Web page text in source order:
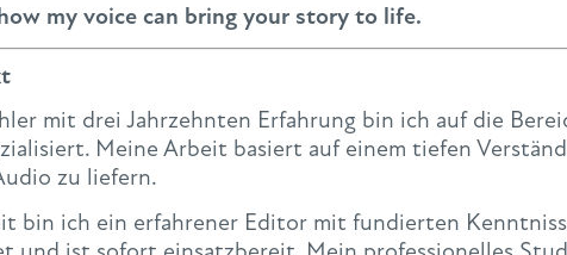
my voice can bring your story to life.
mit drei Jahrzehnten Erfahrung bin ich auf die
Meine Arbeit basiert auf einem tiefen
zu liefern.
bin ich ein erfahrener Editor mit fundierten